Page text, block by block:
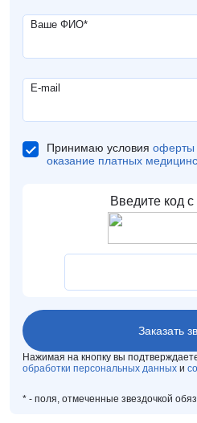
Ваше ФИО*
E-mail
Принимаю условия оферты
оказание платных
Нажимая на кнопку вы
обработки персональных данных и
* - поля, отмеченные звездочкой